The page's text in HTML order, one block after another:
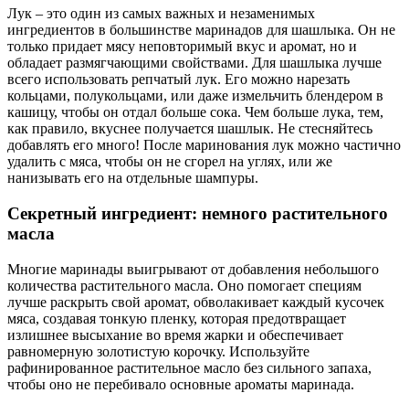
Лук – это один из самых важных и незаменимых
ингредиентов в большинстве маринадов для шашлыка. Он не
только придает мясу неповторимый вкус и аромат, но и
обладает размягчающими свойствами. Для шашлыка лучше
всего использовать репчатый лук. Его можно нарезать
кольцами, полукольцами, или даже измельчить блендером в
кашицу, чтобы он отдал больше сока. Чем больше лука, тем,
как правило, вкуснее получается шашлык. Не стесняйтесь
добавлять его много! После маринования лук можно частично
удалить с мяса, чтобы он не сгорел на углях, или же
нанизывать его на отдельные шампуры.
Секретный ингредиент: немного растительного
масла
Многие маринады выигрывают от добавления небольшого
количества растительного масла. Оно помогает специям
лучше раскрыть свой аромат, обволакивает каждый кусочек
мяса, создавая тонкую пленку, которая предотвращает
излишнее высыхание во время жарки и обеспечивает
равномерную золотистую корочку. Используйте
рафинированное растительное масло без сильного запаха,
чтобы оно не перебивало основные ароматы маринада.